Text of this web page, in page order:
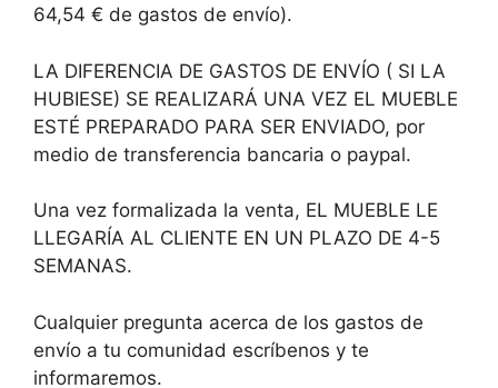
64,54 € de gastos de envío).
LA DIFERENCIA DE GASTOS DE ENVÍO ( SI LA
HUBIESE) SE REALIZARÁ UNA VEZ EL MUEBLE
ESTÉ PREPARADO PARA SER ENVIADO, por
medio de transferencia bancaria o paypal.
Una vez formalizada la venta, EL MUEBLE LE
LLEGARÍA AL CLIENTE EN UN PLAZO DE 4-5
SEMANAS.
Cualquier pregunta acerca de los gastos de
envío a tu comunidad escríbenos y te
informaremos.